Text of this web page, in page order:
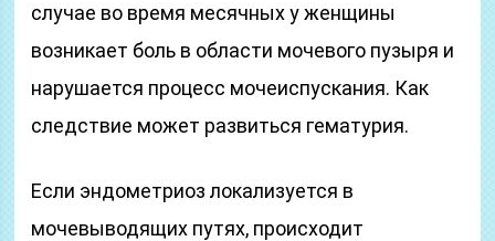
случае во время месячных у женщины
возникает боль в области мочевого пузыря и
нарушается процесс мочеиспускания. Как
следствие может развиться гематурия.
Если эндометриоз локализуется в
мочевыводящих путях, происходит